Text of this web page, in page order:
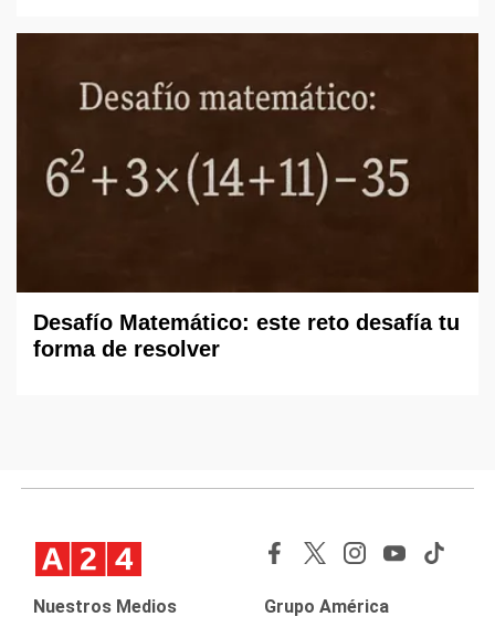
Desafío Matemático: este reto desafía tu
forma de resolver
Nuestros Medios Grupo América